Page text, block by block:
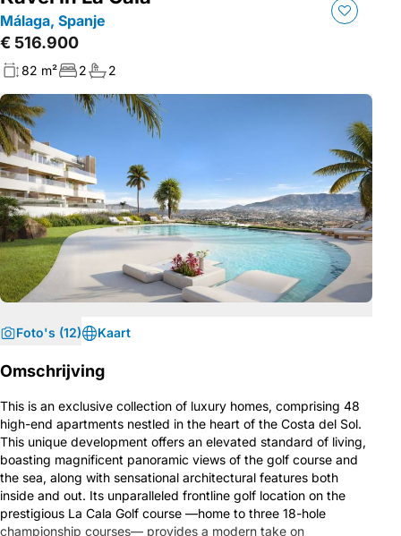
Málaga, Spanje
€ 516.900
82 m² 2 2
Foto's (12) Kaart
Omschrijving
This is an exclusive collection of luxury homes, comprising 48
high-end apartments nestled in the heart of the Costa del Sol.
This unique development offers an elevated standard of living,
boasting magnificent panoramic views of the golf course and
the sea, along with sensational architectural features both
inside and out. Its unparalleled frontline golf location on the
prestigious La Cala Golf course —home to three 18-hole
championship courses— provides a modern take on